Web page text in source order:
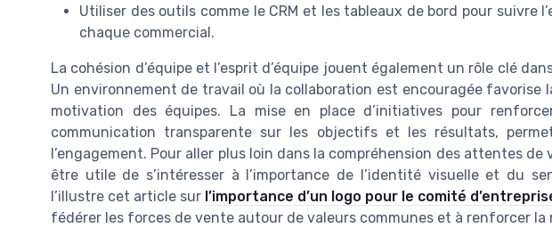
Utiliser des outils comme le CRM et les tableaux de bord pour suivre
chaque commercial.
La cohésion d’équipe et l’esprit d’équipe jouent également un rôle clé
Un environnement de travail où la collaboration est encouragée favorise
motivation des équipes. La mise en place d’initiatives pour
communication transparente sur les objectifs et les résultats,
l’engagement. Pour aller plus loin dans la compréhension des attentes de
être utile de s’intéresser à l’importance de l’identité visuelle et du
l’illustre cet article sur l’importance d’un logo pour le comité
fédérer les forces de vente autour de valeurs communes et à renforcer la